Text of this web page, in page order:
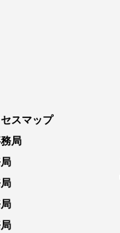
スマップ
局